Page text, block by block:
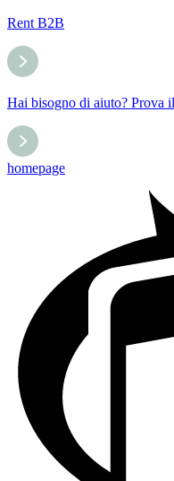
Rent B2B
Hai bisogno di aiuto? Prova
homepage